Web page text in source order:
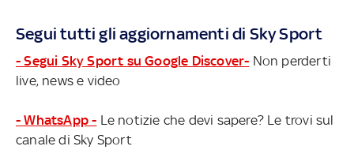
Segui tutti gli aggiornamenti di Sky Sport
- Segui Sky Sport su Google Discover- Non perderti
live, news e video
- WhatsApp - Le notizie che devi sapere? Le trovi sul
canale di Sky Sport